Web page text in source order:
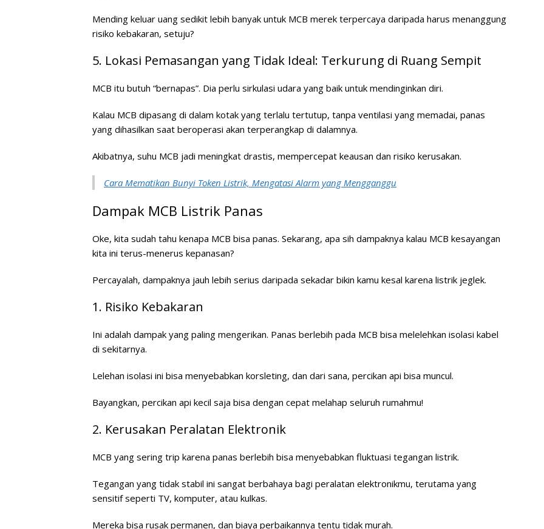
Mending keluar uang sedikit lebih banyak untuk MCB merek terpercaya daripada harus menanggung
risiko kebakaran, setuju?
5. Lokasi Pemasangan yang Tidak Ideal: Terkurung di Ruang Sempit
MCB itu butuh “bernapas”. Dia perlu sirkulasi udara yang baik untuk mendinginkan diri.
Kalau MCB dipasang di dalam kotak yang terlalu tertutup, tanpa ventilasi yang memadai, panas
yang dihasilkan saat beroperasi akan terperangkap di dalamnya.
Akibatnya, suhu MCB jadi meningkat drastis, mempercepat keausan dan risiko kerusakan.
Cara Mematikan Bunyi Token Listrik, Mengatasi Alarm yang Mengganggu
Dampak MCB Listrik Panas
Oke, kita sudah tahu kenapa MCB bisa panas. Sekarang, apa sih dampaknya kalau MCB kesayangan
kita ini terus-menerus kepanasan?
Percayalah, dampaknya jauh lebih serius daripada sekadar bikin kamu kesal karena listrik jeglek.
1. Risiko Kebakaran
Ini adalah dampak yang paling mengerikan. Panas berlebih pada MCB bisa melelehkan isolasi kabel
di sekitarnya.
Lelehan isolasi ini bisa menyebabkan korsleting, dan dari sana, percikan api bisa muncul.
Bayangkan, percikan api kecil saja bisa dengan cepat melahap seluruh rumahmu!
2. Kerusakan Peralatan Elektronik
MCB yang sering trip karena panas berlebih bisa menyebabkan fluktuasi tegangan listrik.
Tegangan yang tidak stabil ini sangat berbahaya bagi peralatan elektronikmu, terutama yang
sensitif seperti TV, komputer, atau kulkas.
Mereka bisa rusak permanen, dan biaya perbaikannya tentu tidak murah.